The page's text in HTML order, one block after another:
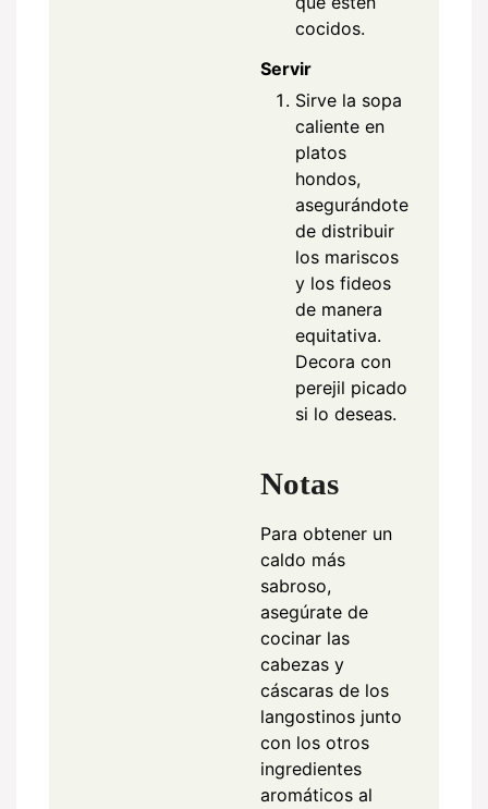
cocidos.
Servir
Sirve la sopa
caliente en
platos
hondos,
asegurándote
de distribuir
los mariscos
y los fideos
de manera
equitativa.
Decora con
perejil picado
si lo deseas.
Notas
Para obtener un
caldo más
sabroso,
asegúrate de
cocinar las
cabezas y
cáscaras de los
langostinos junto
con los otros
ingredientes
aromáticos al